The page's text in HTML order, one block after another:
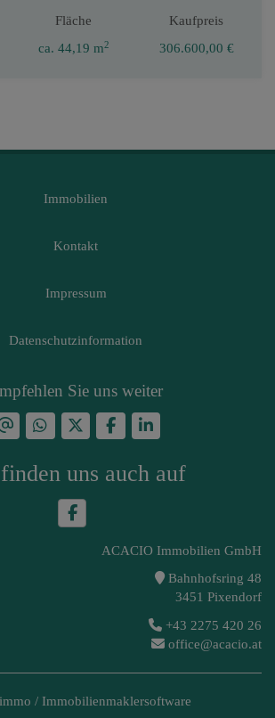
Fläche
ca. 44,19 m2
Kaufpreis
306.600,00 €
Immobilien
Kontakt
Impressum
Datenschutzinformation
Sie uns weiter
uns auch auf
ACACIO Immobilien GmbH
Bahnhofsring 48
3451 Pixendorf
+43 2275 420 26
office@acacio.at
/ Immobilienmaklersoftware